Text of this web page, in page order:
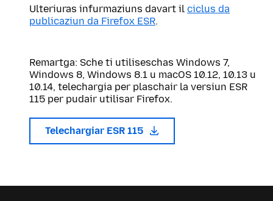
Ulteriuras infurmaziuns davart il ciclus da
publicaziun da Firefox ESR.
Remartga: Sche ti utiliseschas Windows 7,
Windows 8, Windows 8.1 u macOS 10.12, 10.13 u
10.14, telechargia per plaschair la versiun ESR
115 per pudair utilisar Firefox.
Telechargiar ESR 115